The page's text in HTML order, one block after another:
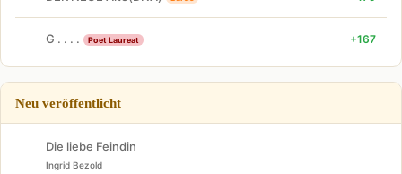
G . . . . Poet Laureat +167
Neu veröffentlicht
Die liebe Feindin
Ingrid Bezold